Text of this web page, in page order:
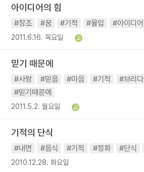
아이디어의 힘
#창조 #꿈 #기적 #몰입 #아이디어
2011.6.16. 목요일
믿기 때문에
#사랑 #믿음 #마음 #기적 #브리다
#믿기때문에
2011.5.2. 월요일
기적의 단식
#내면 #음식 #기적 #정화 #단식
2010.12.28. 화요일